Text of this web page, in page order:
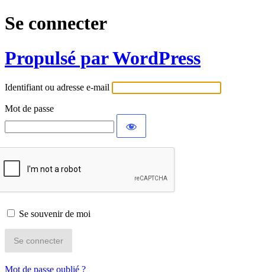
Se connecter
Propulsé par WordPress
Identifiant ou adresse e-mail
Mot de passe
Se souvenir de moi
Mot de passe oublié ?